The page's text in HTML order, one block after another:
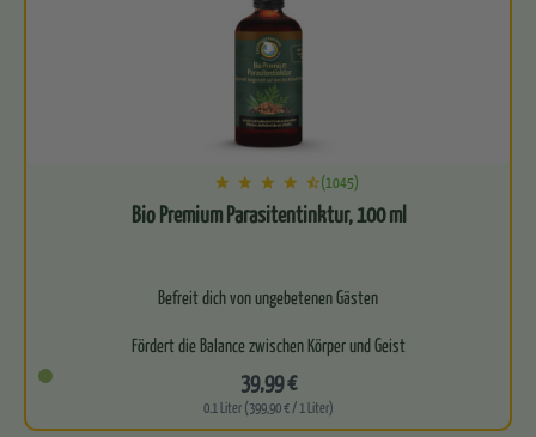
(1045)
Bio Premium Parasitentinktur, 100 ml
Befreit dich von ungebetenen Gästen
Fördert die Balance zwischen Körper und Geist
Frei von synthetischen Zusätzen
39,99 €
0.1 Liter (399,90 € / 1 Liter)